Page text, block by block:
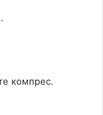
компрес.